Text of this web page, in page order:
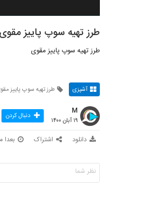
طرز تهیه سوپ پاییز
طرز تهیه سوپ پاییز مقوی
آشپزی طرز تهیه سوپ پاییز
M
۱۹ آبان ۱۴۰۰ دنبال کردن
دانلود اشتراک بعدا